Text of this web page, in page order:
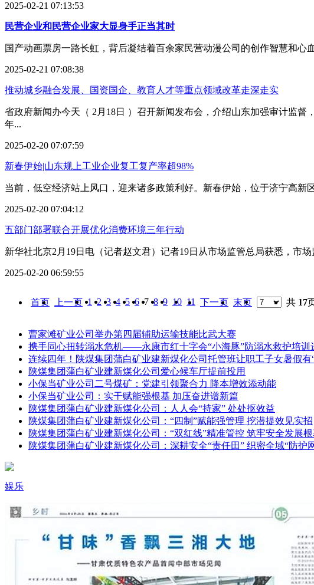
2025-02-21 07:13:53
民营企业和民营企业家大显身手正当其时
国产动画票房一路长虹，背后凝结着百余家民营动漫公司的创作智慧和
2025-02-21 07:08:38
推动城乡融合发展、国资国企、教育人才等重点领域改革走深走实
省政府新闻办今天（ 2月18日 ）召开新闻发布会，介绍山东加强审计监督
年...
2025-02-20 07:07:59
新春伊始|山东规上工业企业复工复产率超98%
当前，低空经济站上风口，迎来诸多政策利好。新春伊始，位于济宁高
2025-02-20 07:04:12
五部门部署联合开展优化消费环境三年行动
新华社北京2月19日电（记者赵文君）记者19日从市场监管总局获悉，市
2025-02-20 06:59:55
首页 上一页 1 2 3 4 5 6 7 8 9 10 11 下一页 末页 共 17
曹家滩矿业公司举办第四届辅助运输技能比武大赛
携手同心扭转溺水危机——永康市红十字会“小海豚”防溺水救护培训
连续四年！陕煤集团蒲白矿业建新煤化公司托管班让职工子女暑假有
陕煤集团蒲白矿业建新煤化公司爱心候车厅提前投用
小保当矿业公司二号煤矿：党建引领聚合力 降本增效添动能
小保当矿业公司：实干赋能强根基 加压奋进谱新篇
陕煤集团蒲白矿业建新煤化公司：人人会“持家” 处处抠效益
陕煤集团蒲白矿业建新煤化公司：“四制”赋能强管理 挖潜提效见实招
陕煤集团蒲白矿业建新煤化公司：“双红线”精准管控 筑牢安全发展
陕煤集团蒲白矿业建新煤化公司：深耕安全“责任田” 织密全域“防护
娱乐